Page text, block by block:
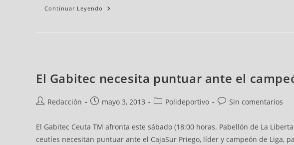
Continuar Leyendo
El Gabitec necesita puntuar ante el
Redacción mayo 3, 2013 Polideportivo Sin comentarios
El Gabitec Ceuta TM afronta este sábado (18:00 horas. Pabellón de La
ceutíes necesitan puntuar ante el CajaSur Priego, líder y campeón de Liga,